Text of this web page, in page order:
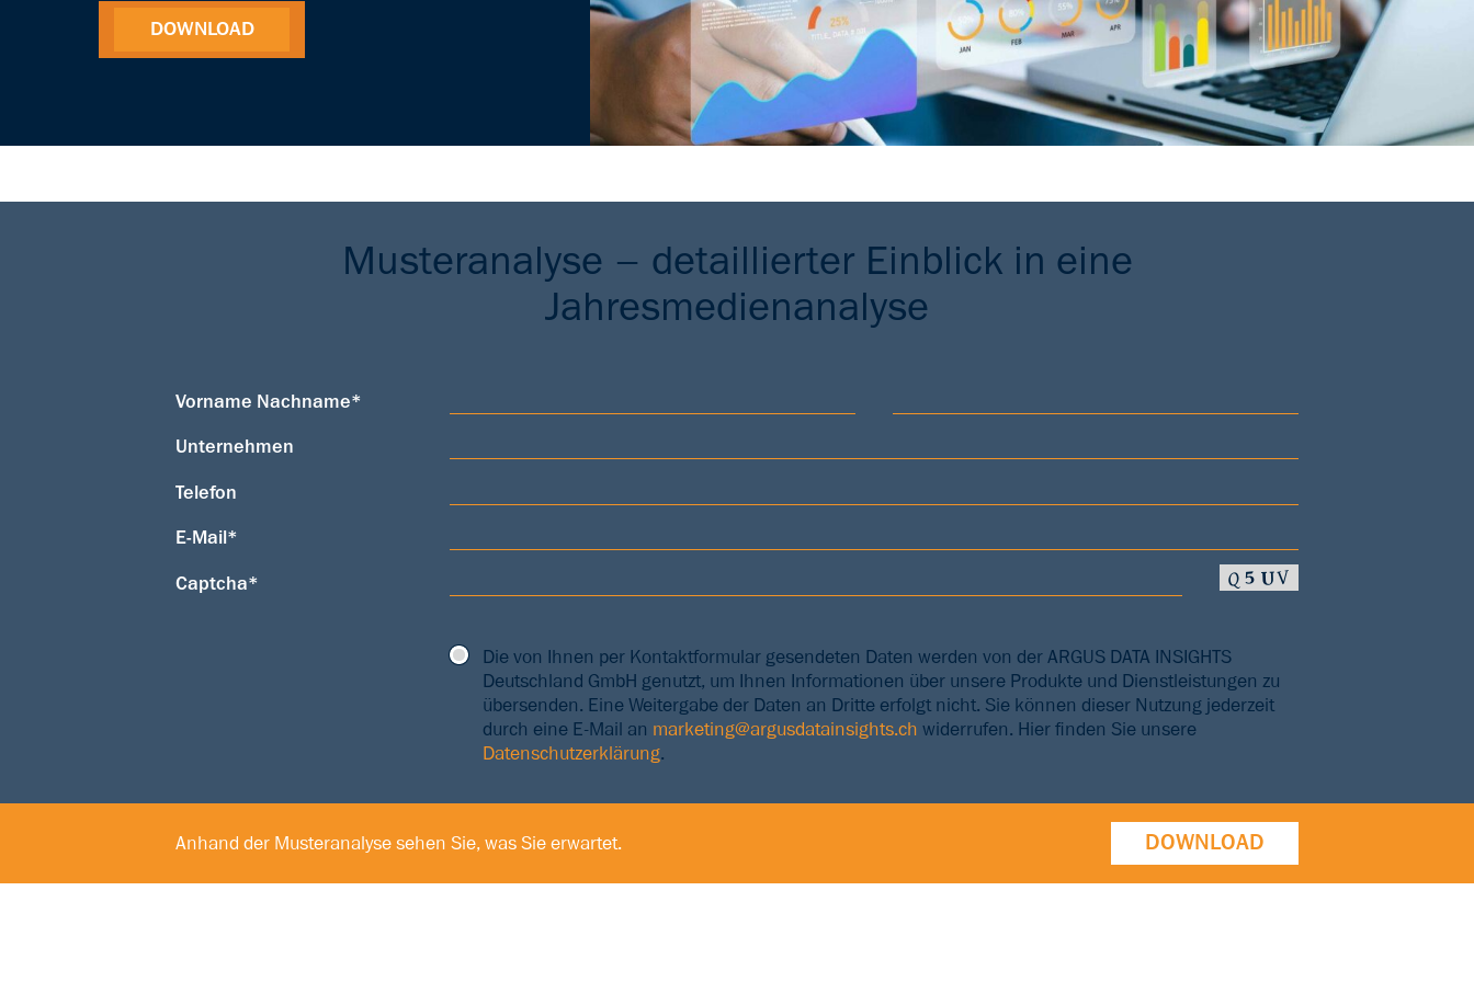
DOWNLOAD
Musteranalyse – detaillierter Einblick in eine
Jahresmedienanalyse
Vorname Nachname*
Unternehmen
Telefon
E-Mail*
Captcha*
Die von Ihnen per Kontaktformular gesendeten Daten werden von der ARGUS DATA INSIGHTS
Deutschland GmbH genutzt, um Ihnen Informationen über unsere Produkte und Dienstleistungen zu
übersenden. Eine Weitergabe der Daten an Dritte erfolgt nicht. Sie können dieser Nutzung jederzeit
durch eine E-Mail an marketing@argusdatainsights.ch widerrufen. Hier finden Sie unsere
Datenschutzerklärung.
Anhand der Musteranalyse sehen Sie, was Sie erwartet. DOWNLOAD